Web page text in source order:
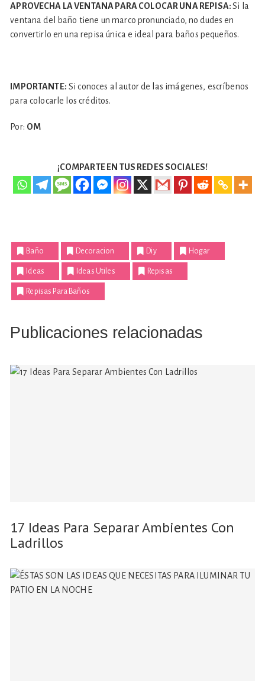
APROVECHA LA VENTANA PARA COLOCAR UNA REPISA:Si la
ventana del baño tiene un marco pronunciado, no dudes en
convertirlo en una repisa única e ideal para baños pequeños.
IMPORTANTE: Si conoces al autor de las imágenes, escríbenos
para colocarle los créditos.
Por: OM
¡COMPARTE EN TUS REDES SOCIALES!
Baño Decoracion Diy Hogar
Ideas Ideas Utiles Repisas
Repisas Para Baños
Publicaciones relacionadas
17 Ideas Para Separar Ambientes Con
Ladrillos